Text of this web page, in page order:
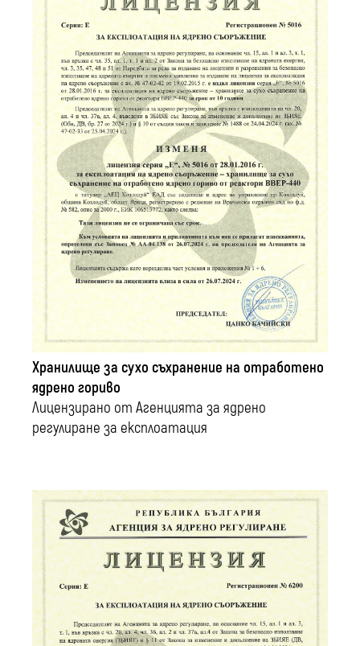
Хранилище за сухо съхранение на отработено
ядрено гориво
Лицензирано от Агенцията за ядрено
регулиране за експлоатация